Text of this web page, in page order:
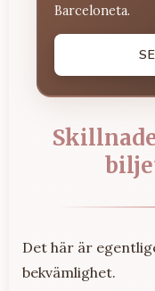
Barceloneta.
Det här är
bekvämlighet.